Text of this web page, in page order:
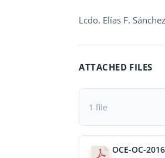
Lcdo. Elías F.
ATTACHED FILES
1 file
OCE-OC-